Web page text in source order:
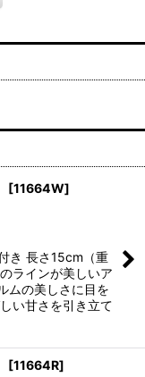
[11664W]
き 長さ15cm（重
ラインが美しいア
ムの美しさに目を
い甘さを引き立て
[11664R]